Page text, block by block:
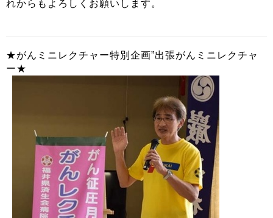
れからもよろしくお願いします。
★がんミニレクチャー特別企画”出張がんミニレクチャ
ー★